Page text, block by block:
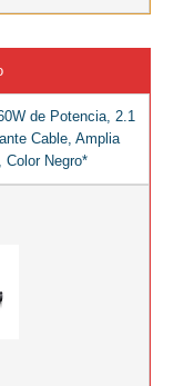
de Potencia, 2.1
Cable, Amplia
Color Negro*